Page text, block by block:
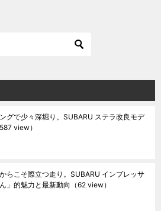
グで少々深堀り。SUBARU ステラ改良モデ
587 view）
らこそ際立つ走り。SUBARU インプレッサ
」的魅力と最新動向
（62 view）